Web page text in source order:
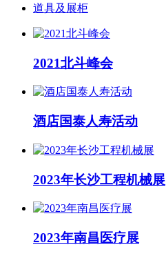
道具及展柜
2021北斗峰会
酒店国泰人寿活动
2023年长沙工程机械展
2023年南昌医疗展